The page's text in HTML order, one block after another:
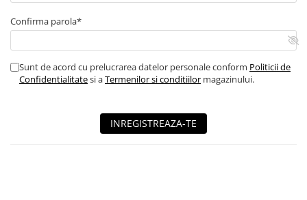
Confirma parola*
Sunt de acord cu prelucrarea datelor personale conform Politicii de
Confidentialitatesi aTermenilor si conditiilor magazinului.
INREGISTREAZA-TE